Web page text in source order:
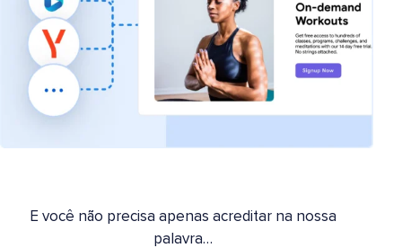
E você não precisa apenas acreditar na nossa
palavra…